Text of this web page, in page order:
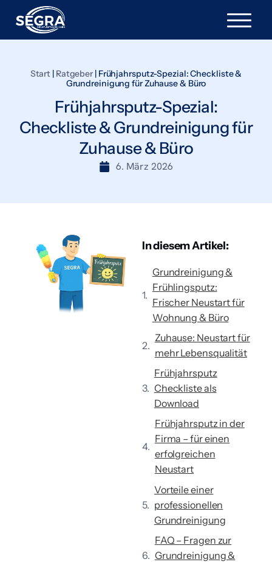
Start | Ratgeber | Frühjahrsputz-Spezial: Checkliste &
Grundreinigung für Zuhause & Büro
Frühjahrsputz-Spezial:
Checkliste & Grundreinigung für
Zuhause & Büro
6. März 2026
In diesem Artikel:
Grundreinigung &
Frühlingsputz:
Frischer Neustart für
Wohnung & Büro
Zuhause: Neustart für
mehr Lebensqualität
Frühjahrsputz
Checkliste als
Download
Frühjahrsputz in der
Firma – für einen
erfolgreichen
Neustart
Vorteile einer
professionellen
Grundreinigung
FAQ – Fragen zur
Grundreinigung &